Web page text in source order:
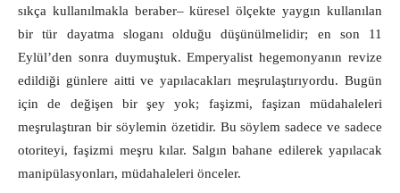
sıkça kullanılmakla beraber‒ küresel ölçekte yaygın kullanılan
bir tür dayatma sloganı olduğu düşünülmelidir; en son 11
Eylül’den sonra duymuştuk. Emperyalist hegemonyanın revize
edildiği günlere aitti ve yapılacakları meşrulaştırıyordu. Bugün
için de değişen bir şey yok; faşizmi, faşizan müdahaleleri
meşrulaştıran bir söylemin özetidir. Bu söylem sadece ve sadece
otoriteyi, faşizmi meşru kılar. Salgın bahane edilerek yapılacak
manipülasyonları, müdahaleleri önceler.